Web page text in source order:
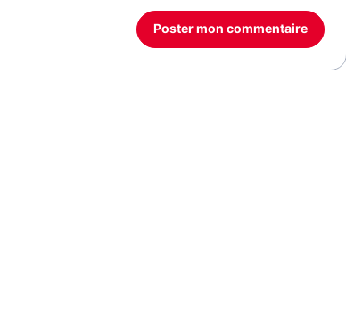
Poster mon commentaire